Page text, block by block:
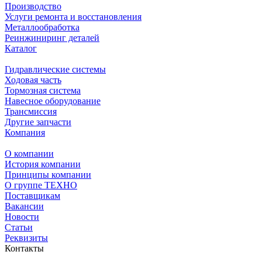
Производство
Услуги ремонта и восстановления
Металлообработка
Реинжиниринг деталей
Каталог
Гидравлические системы
Ходовая часть
Тормозная система
Навесное оборудование
Трансмиссия
Другие запчасти
Компания
О компании
История компании
Принципы компании
О группе ТЕХНО
Поставщикам
Вакансии
Новости
Статьи
Реквизиты
Контакты